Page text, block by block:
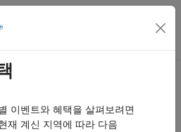
메뉴 토글
이벤트와 혜택을 살펴보려면
재 계신 지역에 따라 다음